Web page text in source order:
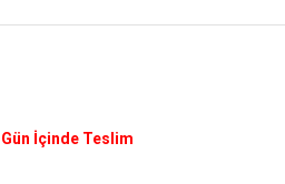
İçinde Teslim